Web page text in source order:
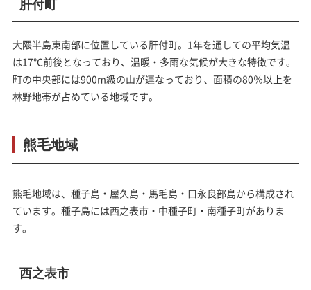
肝付町
大隈半島東南部に位置している肝付町。1年を通しての平均気温
は17℃前後となっており、温暖・多雨な気候が大きな特徴です。
町の中央部には900m級の山が連なっており、面積の80％以上を
林野地帯が占めている地域です。
熊毛地域
熊毛地域は、種子島・屋久島・馬毛島・口永良部島から構成され
ています。種子島には西之表市・中種子町・南種子町がありま
す。
西之表市